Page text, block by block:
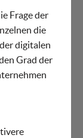
Frage der
die
digitalen
Grad der